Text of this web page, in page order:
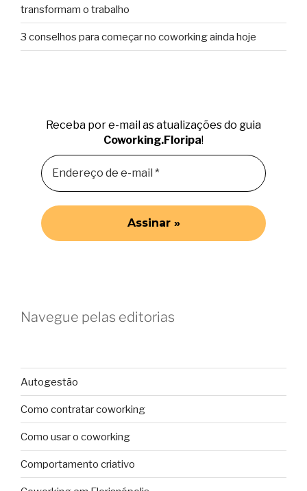
transformam o trabalho
3 conselhos para começar no coworking ainda hoje
Receba por e-mail as atualizações do guia
Coworking.Floripa!
Navegue pelas editorias
Autogestão
Como contratar coworking
Como usar o coworking
Comportamento criativo